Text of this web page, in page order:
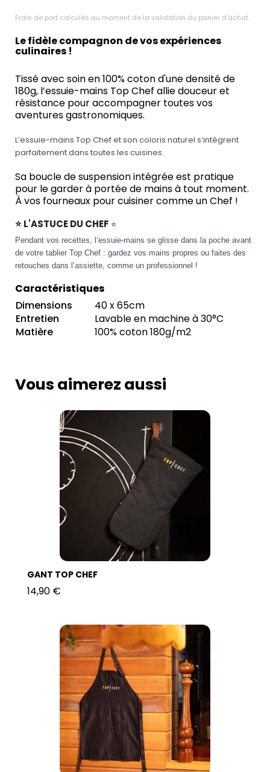
Frais de port calculés au moment de la validation du panier d'achat.
Le fidèle compagnon de vos expériences
culinaires !
Tissé avec soin en 100% coton d'une densité de
180g, l’essuie-mains Top Chef allie douceur et
résistance pour accompagner toutes vos
aventures gastronomiques.
L’essuie-mains Top Chef et son coloris naturel s’intègrent
parfaitement dans toutes les cuisines.
Sa boucle de suspension intégrée est pratique
pour le garder à portée de mains à tout moment.
À vos fourneaux pour cuisiner comme un Chef !
⭐ L'ASTUCE DU CHEF ⭐
Pendant vos recettes, l’essuie-mains se glisse dans la poche avant
de votre tablier Top Chef : gardez vos mains propres ou faites des
retouches dans l’assiette, comme un professionnel !
Caractéristiques
Dimensions
40 x 65cm
Entretien
Lavable en machine à 30°C
Matière
100% coton 180g/m2
Vous aimerez aussi
GANT TOP CHEF
14,90 €